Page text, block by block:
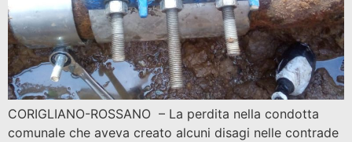
CORIGLIANO-ROSSANO – La perdita nella condotta
comunale che aveva creato alcuni disagi nelle contrade